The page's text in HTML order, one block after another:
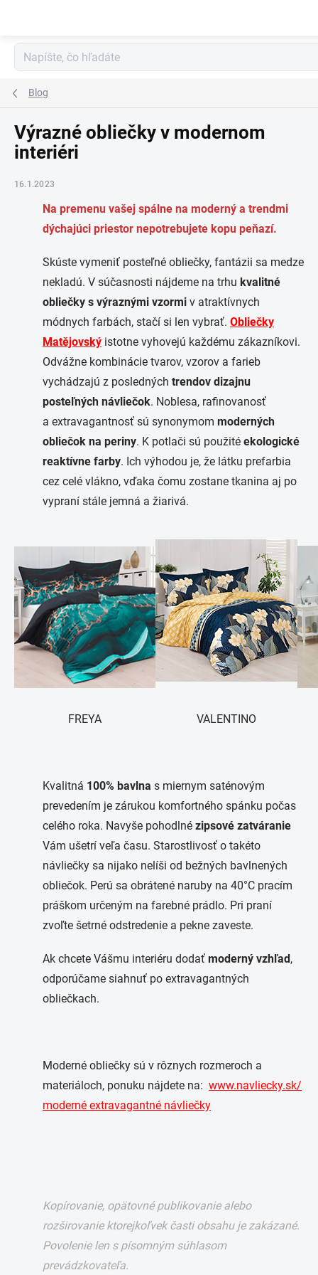
Blog
Výrazné obliečky v modernom
interiéri
16.1.2023
Na premenu vašej spálne na moderný a trendmi
dýchajúci priestor nepotrebujete kopu peňazí.
Skúste vymeniť posteľné obliečky, fantázii sa medze
nekladú. V súčasnosti nájdeme na trhu kvalitné
obliečky s výraznými vzormi v atraktívnych
módnych farbách, stačí si len vybrať. Obliečky
Matějovský istotne vyhovejú každému zákazníkovi.
Odvážne kombinácie tvarov, vzorov a farieb
vychádzajú z posledných trendov dizajnu
posteľných návliečok. Noblesa, rafinovanosť
a extravagantnosť sú synonymom moderných
obliečok na periny. K potlači sú použité ekologické
reaktívne farby. Ich výhodou je, že látku prefarbia
cez celé vlákno, vďaka čomu zostane tkanina aj po
vypraní stále jemná a žiarivá.
FREYA VALENTINO
Kvalitná 100% bavlna s miernym saténovým
prevedením je zárukou komfortného spánku počas
celého roka. Navyše pohodlné zipsové zatváranie
Vám ušetrí veľa času. Starostlivosť o takéto
návliečky sa nijako nelíši od bežných bavlnených
obliečok. Perú sa obrátené naruby na 40°C pracím
práškom určeným na farebné prádlo. Pri praní
zvoľte šetrné odstredenie a pekne zaveste.
Ak chcete Vášmu interiéru dodať moderný vzhľad,
odporúčame siahnuť po extravagantných
obliečkach.
Moderné obliečky sú v rôznych rozmeroch a
materiáloch, ponuku nájdete na: www.navliecky.sk/
moderné extravagantné návliečky
Kopírovanie, opätovné publikovanie alebo
rozširovanie ktorejkoľvek časti obsahu je zakázané.
Povolenie len s písomným súhlasom
prevádzkovateľa.